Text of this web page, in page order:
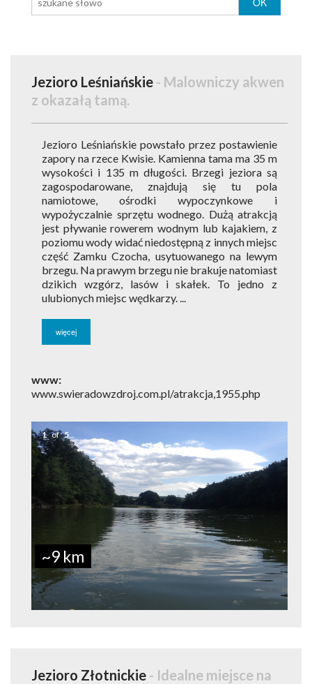
GALERIA
Jezioro Leśniańskie - Malowniczy akwen
z okazałą tamą.
Jezioro Leśniańskie powstało przez postawienie
zapory na rzece Kwisie. Kamienna tama ma 35 m
wysokości i 135 m długości. Brzegi jeziora są
zagospodarowane, znajdują się tu pola
namiotowe, ośrodki wypoczynkowe i
wypożyczalnie sprzętu wodnego. Dużą atrakcją
jest pływanie rowerem wodnym lub kajakiem, z
poziomu wody widać niedostępną z innych miejsc
część Zamku Czocha, usytuowanego na lewym
brzegu. Na prawym brzegu nie brakuje natomiast
dzikich wzgórz, lasów i skałek. To jedno z
ulubionych miejsc wędkarzy. ...
więcej
www:
www.swieradowzdroj.com.pl/atrakcja,1955.php
1 of 5
~9 km
Jezioro Złotnickie - Idealne miejsce na